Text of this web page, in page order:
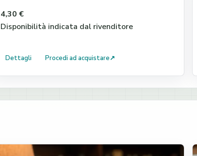
4,30 €
Disponibilità indicata dal rivenditore
Dettagli Procedi ad acquistare↗